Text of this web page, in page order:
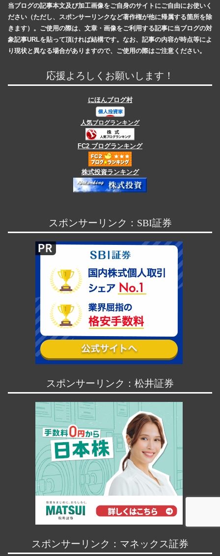
当ブログの記事本文及び加工画像をご自身のサイトにご自由にお使いく
ださい（ただし、スポンサーリンクなど著作権が他に帰属する箇所を除
きます）。ご使用の際は、文章・画像をご利用する記事に当ブログの対
象記事URLを貼って頂ければ結構です。なお、記事の内容が時点等によ
り現状と異なる場合がありますので、ご使用の際はご注意ください。
応援よろしくお願いします！
にほんブログ村
人気ブログランキング
FC2 ブログランキング
株式投資ランキング
スポンサーリンク：SBI証券
スポンサーリンク：松井証券
スポンサーリンク：マネックス証券